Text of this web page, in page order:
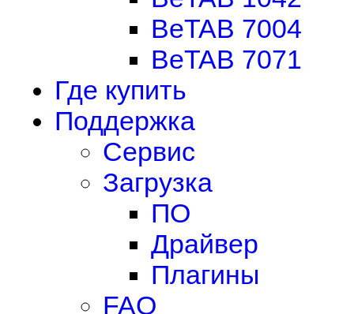
BeTAB 7004
BeTAB 7071
Где купить
Поддержка
Сервис
Загрузка
ПО
Драйвер
Плагины
FAQ